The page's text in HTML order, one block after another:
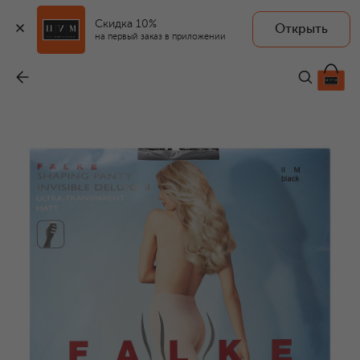
Скидка 10%
на первый заказ в приложении
Открыть